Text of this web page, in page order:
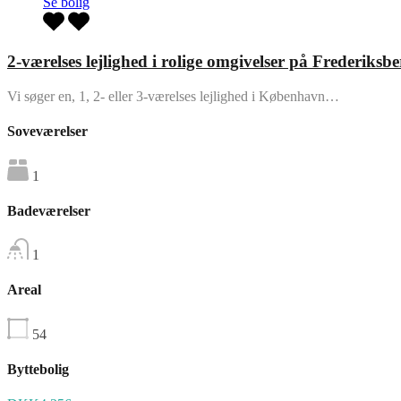
2-værelses lejlighed i rolige omgivelser på
Vi søger en, 1, 2- eller 3-værelses lejlighed i København…
Soveværelser
1
Badeværelser
1
Areal
54
Byttebolig